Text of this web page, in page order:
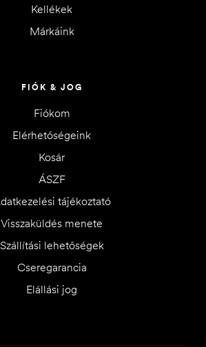
Kellékek
Márkáink
FIÓK & JOG
Fiókom
Elérhetőségeink
Kosár
ÁSZF
tájékoztató
Visszaküldés menete
Szállítási lehetőségek
Cseregarancia
Elállási jog